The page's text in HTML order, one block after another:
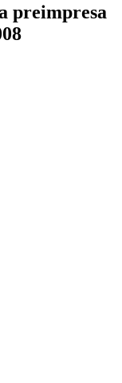
preimpresa